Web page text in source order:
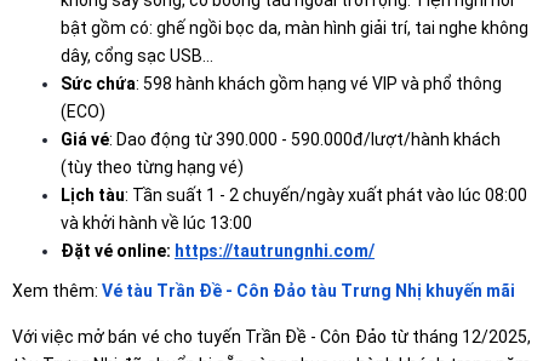
bật gồm có: ghế ngồi bọc da, màn hình giải trí, tai nghe không
dây, cổng sạc USB…
Sức chứa: 598 hành khách gồm hạng vé VIP và phổ thông
(ECO)
Giá vé: Dao động từ 390.000 - 590.000đ/lượt/hành khách
(tùy theo từng hạng vé)
Lịch tàu: Tần suất 1 - 2 chuyến/ngày xuất phát vào lúc 08:00
và khởi hành về lúc 13:00
Đặt vé online: https://tautrungnhi.com/
Xem thêm: Vé tàu Trần Đề - Côn Đảo tàu Trưng Nhị khuyến mãi
Với việc mở bán vé cho tuyến Trần Đề - Côn Đảo từ tháng 12/2025,